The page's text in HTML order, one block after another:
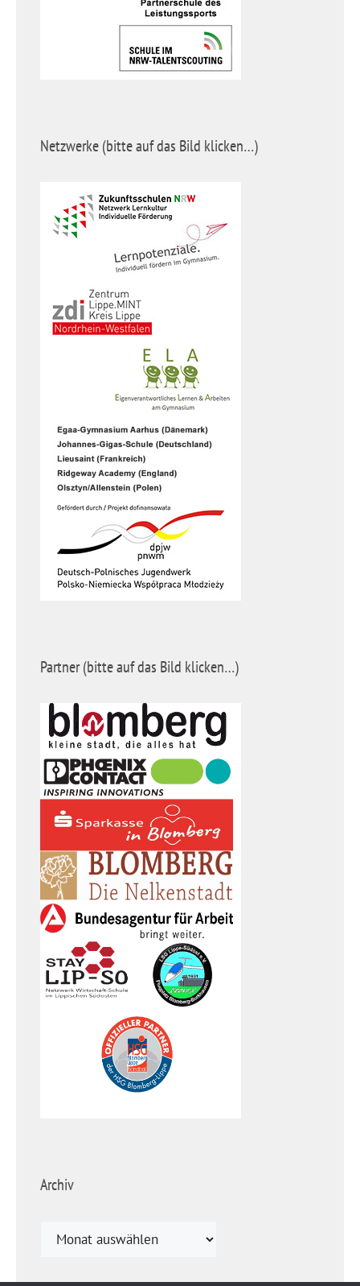
Netzwerke (bitte auf das Bild klicken…)
Partner (bitte auf das Bild klicken…)
Archiv